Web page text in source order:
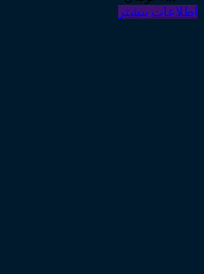
اطلاعات بیشتر